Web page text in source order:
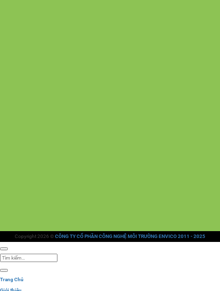
Copyright 2026 ©CÔNG TY CỔ PHẦN CÔNG NGHỆ MÔI TRƯỜNG ENVICO 2011 - 2025
Tìm
kiếm:
Trang Chủ